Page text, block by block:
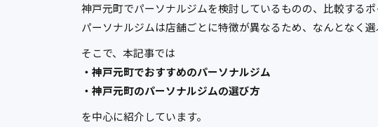
神戸元町でパーソナルジムを検討しているものの、比較する
パーソナルジムは店舗ごとに特徴が異なるため、なんとなく
そこで、本記事では
・神戸元町でおすすめのパーソナルジム
・神戸元町のパーソナルジムの選び方
を中心に紹介しています。